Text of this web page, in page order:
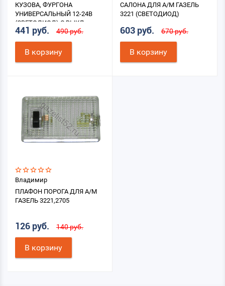
КУЗОВА, ФУРГОНА
УНИВЕРСАЛЬНЫЙ 12-24В
(СВЕТОДИОД) С ВЫКЛ.
441 руб. 490 руб.
В корзину
САЛОНА ДЛЯ А/М ГАЗЕЛЬ
3221 (СВЕТОДИОД)
603 руб. 670 руб.
В корзину
Владимир
ПЛАФОН ПОРОГА ДЛЯ А/М
ГАЗЕЛЬ 3221,2705
126 руб. 140 руб.
В корзину